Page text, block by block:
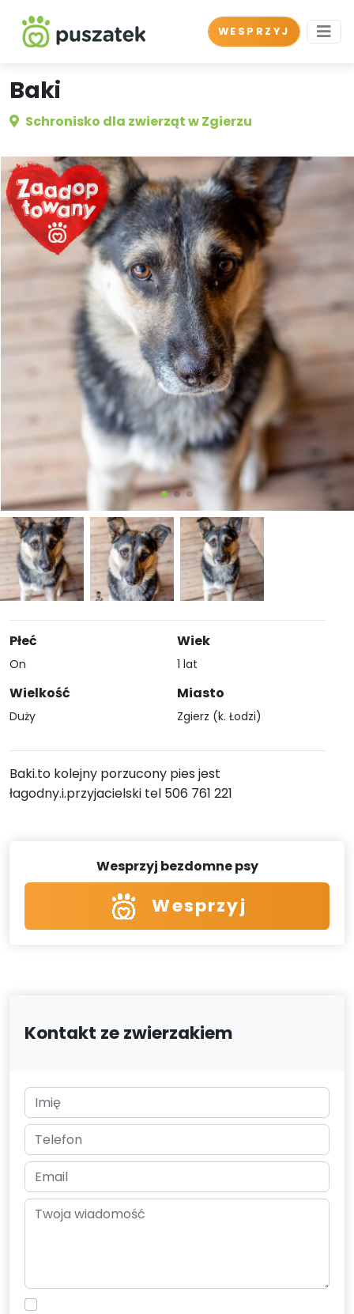
WESPRZYJ
Baki
Schronisko dla zwierząt w Zgierzu
Płeć
On
Wielkość
Duży
Wiek
1 lat
Miasto
Zgierz (k. Łodzi)
Baki.to kolejny porzucony pies jest
łagodny.i.przyjacielski tel 506 761 221
Wesprzyj bezdomne psy
Wesprzyj
Kontakt ze zwierzakiem